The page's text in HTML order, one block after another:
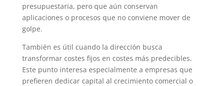
presupuestaria, pero que aún conservan
aplicaciones o procesos que no conviene mover de
golpe.
También es útil cuando la dirección busca
transformar costes fijos en costes más predecibles.
Este punto interesa especialmente a empresas que
prefieren dedicar capital al crecimiento comercial o